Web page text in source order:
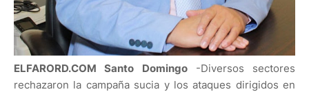
ELFARORD.COM Santo Domingo-Diversos sectores
rechazaron la campaña sucia y los ataques dirigidos en